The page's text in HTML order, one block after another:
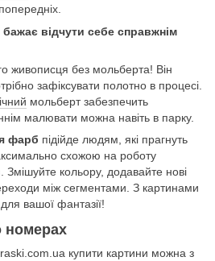
відчути себе справжнім
живописця без мольберта! Він
зафіксувати полотно в процесі.
мольберт забезпечить
малювати можна навіть в парку.
фарб підійде людям, які прагнуть
схожою на роботу
кольору, додавайте нові
між сегментами. З картинами
вашої фантазії!
номерах
купити картини можна з